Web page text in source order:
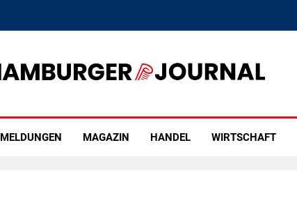
MELDUNGEN MAGAZIN HANDEL WIRTSCHAFT